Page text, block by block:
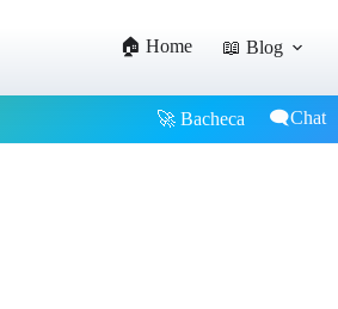
🏠 Home 📖 Blog
🚀 Bacheca 🗨️Chat